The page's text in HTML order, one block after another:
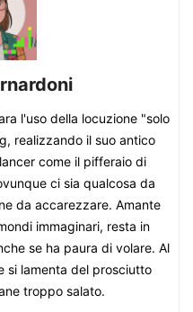
l'uso della locuzione "solo
realizzando il suo antico
come il pifferaio di
ci sia qualcosa da
da accarezzare. Amante
immaginari, resta in
se ha paura di volare. Al
si lamenta del prosciutto
troppo salato.